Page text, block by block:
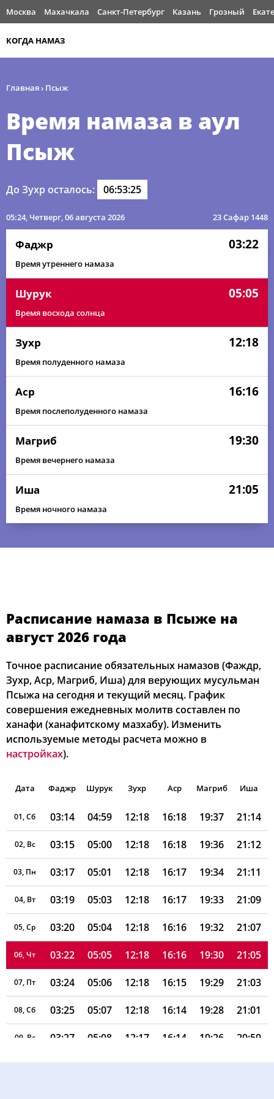
Москва Махачкала Санкт-Петербург Казань Грозный
КОГДА НАМАЗ
Главная› Псыж
Время намаза в аул
Псыж
До Зухр осталось: 06:53:25
05:24, Четверг, 06 августа 2026 23 Сафар 1448
Фаджр 03:22
Время утреннего намаза
Шурук 05:05
Время восхода солнца
Зухр 12:18
Время полуденного намаза
Аср 16:16
Время послеполуденного намаза
Магриб 19:30
Время вечернего намаза
Иша 21:05
Время ночного намаза
Расписание намаза в Псыже на
август 2026 года
Точное расписание обязательных намазов (Фаждр,
Зухр, Аср, Магриб, Иша) для верующих мусульман
Псыжа на сегодня и текущий месяц. График
совершения ежедневных молитв составлен по
ханафи (ханафитскому мазхабу). Изменить
используемые методы расчета можно в
настройках).
Дата Фаджр Шурук Зухр Аср Магриб Иша
01, Сб 03:14 04:59 12:18 16:18 19:37 21:14
02, Вс 03:15 05:00 12:18 16:18 19:36 21:12
03, Пн 03:17 05:01 12:18 16:17 19:34 21:11
04, Вт 03:19 05:03 12:18 16:17 19:33 21:09
05, Ср 03:20 05:04 12:18 16:16 19:32 21:07
06, Чт 03:22 05:05 12:18 16:16 19:30 21:05
07, Пт 03:24 05:06 12:18 16:15 19:29 21:03
08, Сб 03:25 05:07 12:18 16:14 19:28 21:01
09, Вс 03:27 05:08 12:17 16:14 19:26 20:59
10, Пн 03:29 05:09 12:17 16:13 19:25 20:58